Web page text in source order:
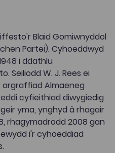
Blaid Gomiwnyddol
Partei). Cyhoeddwyd
i ddathlu
Seiliodd W. J. Rees ei
Almaeneg
cyfieithiad diwygiedig
yma, ynghyd â rhagair
rhagymadrodd 2008 gan
i'r cyhoeddiad